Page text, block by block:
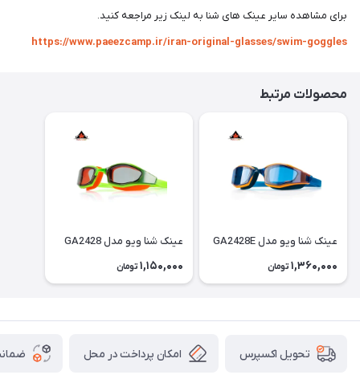
برای مشاهده سایر عینک های شنا به لینک زیر مراجعه کنید.
https://www.paeezcamp.ir/iran-original-glasses/swim-goggles
محصولات مرتبط
عینک شنا ویو مدل GA2428E
1,360,000 تومان
عینک شنا ویو مدل GA2428
1,150,000 تومان
تحویل اکسپرس امکان پرداخت در محل